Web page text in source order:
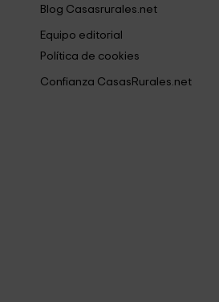
Blog Casasrurales.net
Equipo editorial
Política de cookies
Confianza CasasRurales.net